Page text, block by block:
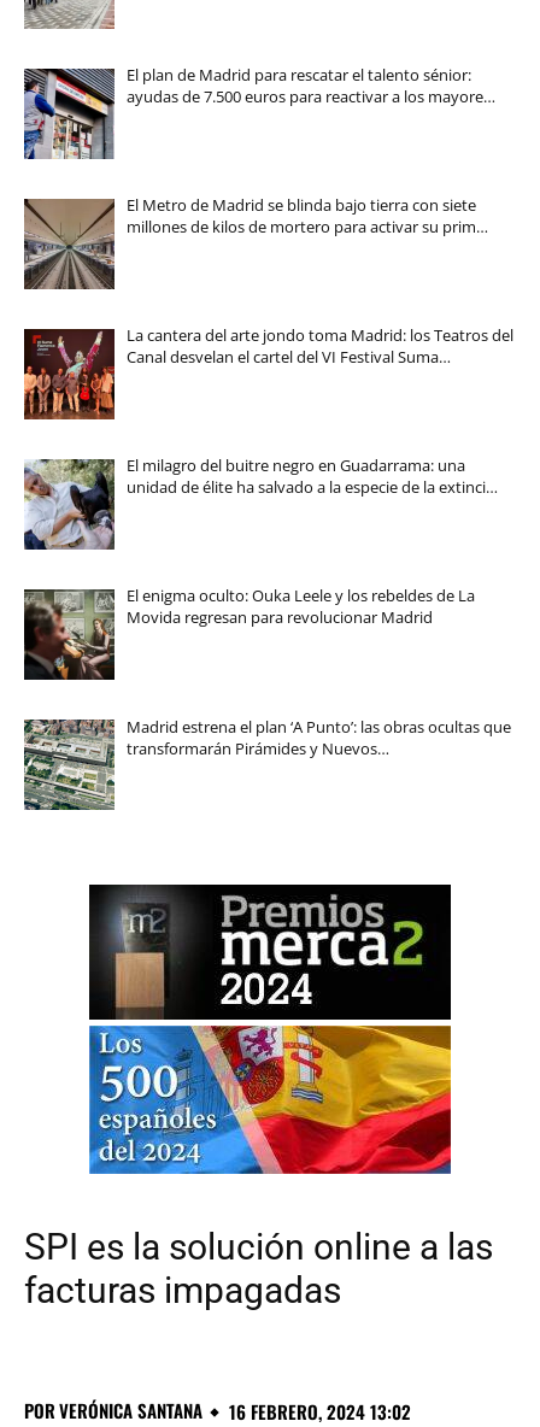
El plan de Madrid para rescatar el talento sénior:
ayudas de 7.500 euros para reactivar a los mayore…
El Metro de Madrid se blinda bajo tierra con siete
millones de kilos de mortero para activar su prim…
La cantera del arte jondo toma Madrid: los Teatros del
Canal desvelan el cartel del VI Festival Suma…
El milagro del buitre negro en Guadarrama: una
unidad de élite ha salvado a la especie de la extinci…
El enigma oculto: Ouka Leele y los rebeldes de La
Movida regresan para revolucionar Madrid
Madrid estrena el plan ‘A Punto’: las obras ocultas que
transformarán Pirámides y Nuevos…
SPI es la solución online a las
facturas impagadas
PORVERÓNICA SANTANA 16 FEBRERO, 2024 13:02